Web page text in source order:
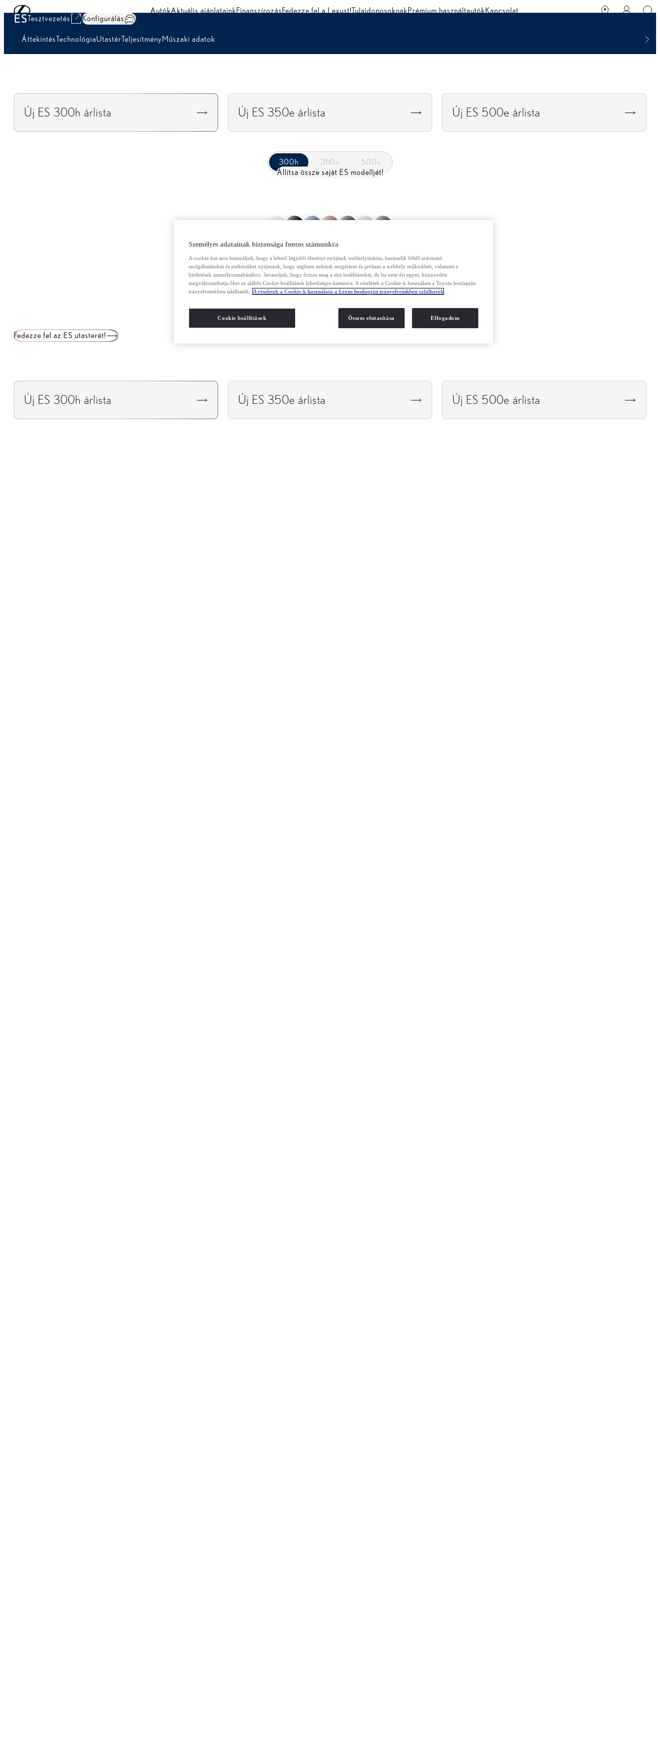
Skip to Main Content AutókAktuális ajánlatainkFinanszírozásFedezze fel a Lexust!TulajdonosoknakPrémium használtautókKapcsolat
Fedezze fel az ES modellt! Tesztvezetés
ESTesztvezetés Konfigurálás
ÁttekintésTechnológiaUtastérTeljesítményMűszaki adatok
Új ES 300h árlista Új ES 350e árlista Új ES 500e árlista
300h
300h 350e
350e 500e
500e
1/0
Állítsa össze saját ES modelljét!
Fedezze fel az ES utasterét!
Új ES 300h árlista Új ES 350e árlista Új ES 500e árlista
Személyes adatainak biztonsága fontos számunkra
A cookie-kat arra használjuk, hogy a lehető legjobb élményt nyújtsuk webhelyünkön, harmadik féltől származó
szolgáltatásokat és eszközöket nyújtsunk, hogy segítsen nekünk megérteni és javítani a webhely működését, valamint a
hirdetések személyreszabásához. Javasoljuk, hogy őrizze meg a süti beállításokat, de ha nem ért egyet, könnyedén
megváltoztathatja őket az alábbi Cookie beállítások lehetőségre kattintva. A részletek a Cookie-k használata a Toyota honlapján
irányelveinkben találhatók.
A részletek a Cookie-k használata a Lexus honlapján irányelveinkben találhatók
Összes elutasítása Elfogadom
Cookie beállítások